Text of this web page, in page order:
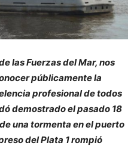
las Fuerzas del Mar, nos
públicamente la
profesional de todos
demostrado el pasado 18
una tormenta en el puerto
del Plata 1 rompió